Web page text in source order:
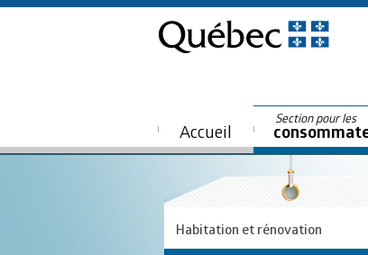
Accueil
Section pour les
Habitation et rénovation